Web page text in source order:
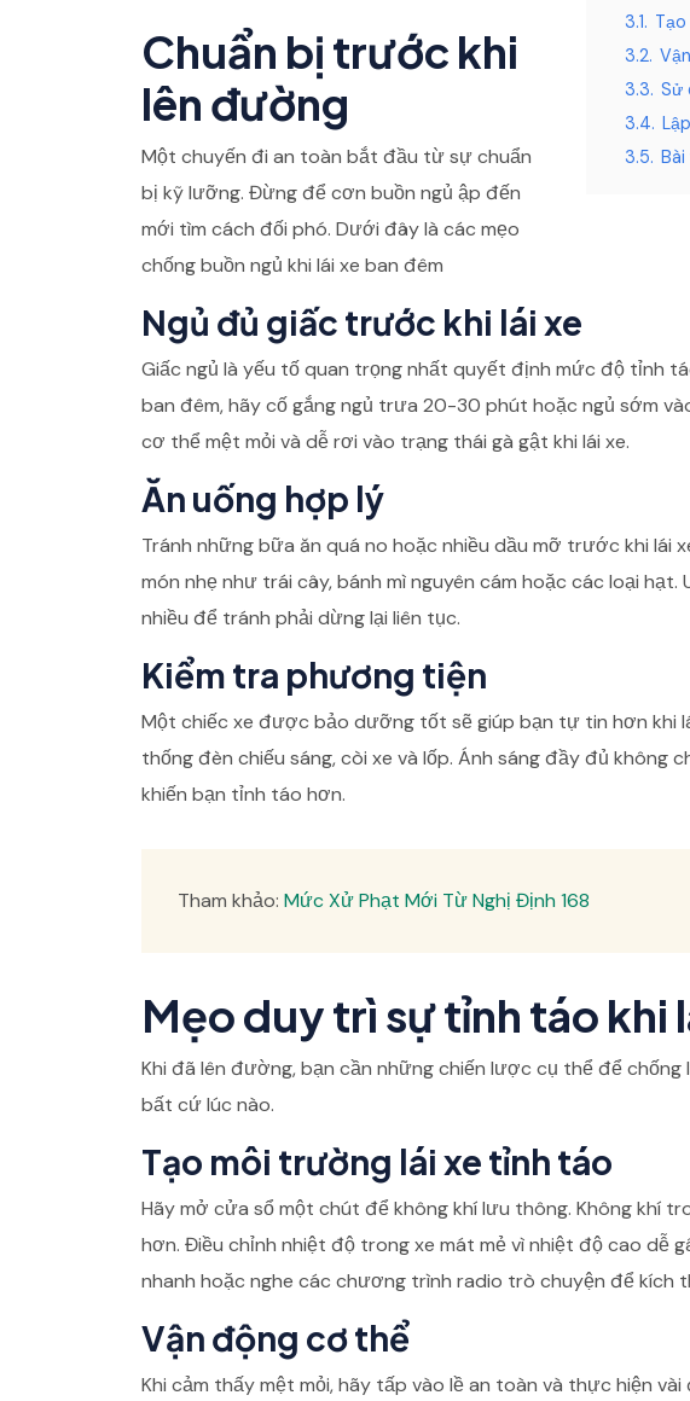
3.1.
3.2.
3.3. Sử
3.4.
3.5.
Chuẩn bị trước khi
lên đường
Một chuyến đi an toàn bắt đầu từ sự chuẩn
bị kỹ lưỡng. Đừng để cơn buồn ngủ ập đến
mới tìm cách đối phó. Dưới đây là các mẹo
chống buồn ngủ khi lái xe ban đêm
Ngủ đủ giấc trước khi lái xe
Giấc ngủ là yếu tố quan trọng nhất quyết định mức độ tỉnh
ban đêm, hãy cố gắng ngủ trưa 20-30 phút hoặc ngủ sớm
cơ thể mệt mỏi và dễ rơi vào trạng thái gà gật khi lái xe.
Ăn uống hợp lý
Tránh những bữa ăn quá no hoặc nhiều dầu mỡ trước khi lái
món nhẹ như trái cây, bánh mì nguyên cám hoặc các loại
nhiều để tránh phải dừng lại liên tục.
Kiểm tra phương tiện
Một chiếc xe được bảo dưỡng tốt sẽ giúp bạn tự tin hơn khi
thống đèn chiếu sáng, còi xe và lốp. Ánh sáng đầy đủ không
khiến bạn tỉnh táo hơn.
Tham khảo: Mức Xử Phạt Mới Từ Nghị Định 168
Mẹo duy trì sự tỉnh táo khi
Khi đã lên đường, bạn cần những chiến lược cụ thể để
bất cứ lúc nào.
Tạo môi trường lái xe tỉnh táo
Hãy mở cửa sổ một chút để không khí lưu thông. Không khí
hơn. Điều chỉnh nhiệt độ trong xe mát mẻ vì nhiệt độ cao dễ
nhanh hoặc nghe các chương trình radio trò chuyện để kích
Vận động cơ thể
Khi cảm thấy mệt mỏi, hãy tấp vào lề an toàn và thực hiện